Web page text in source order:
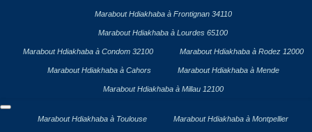
Marabout Hdiakhaba à Frontignan 34110
Marabout Hdiakhaba à Lourdes 65100
Marabout Hdiakhaba à Condom 32100 Marabout Hdiakhaba à Rodez 12000
Marabout Hdiakhaba à Cahors Marabout Hdiakhaba à Mende
Marabout Hdiakhaba à Millau 12100
Marabout Hdiakhaba à Toulouse Marabout Hdiakhaba à Montpellier